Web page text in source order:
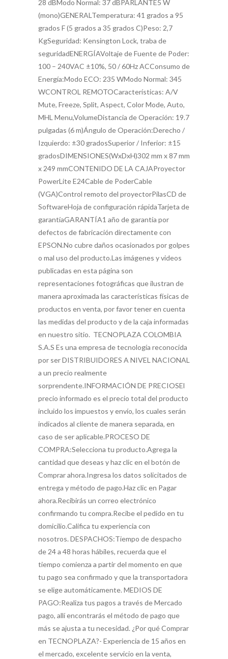
28 dBModo Normal: 37 dBPARLANTE5 W
(mono)GENERALTemperatura: 41 grados a 95
grados F (5 grados a 35 grados C)Peso: 2,7
KgSeguridad: Kensington Lock, traba de
seguridadENERGÍAVoltaje de Fuente de Poder:
100 – 240VAC ±10%, 50 / 60Hz ACConsumo de
Energía:Modo ECO: 235 WModo Normal: 345
WCONTROL REMOTOCaracterísticas: A/V
Mute, Freeze, Split, Aspect, Color Mode, Auto,
MHL Menu,VolumeDistancia de Operación: 19.7
pulgadas (6 m)Ángulo de Operación:Derecho /
Izquierdo: ±30 gradosSuperior / Inferior: ±15
gradosDIMENSIONES(WxDxH)302 mm x 87 mm
x 249 mmCONTENIDO DE LA CAJAProyector
PowerLite E24Cable de PoderCable
(VGA)Control remoto del proyectorPilasCD de
SoftwareHoja de configuración rápidaTarjeta de
garantíaGARANTÍA1 año de garantía por
defectos de fabricación directamente con
EPSON.No cubre daños ocasionados por golpes
o mal uso del producto.Las imágenes y videos
publicadas en esta página son
representaciones fotográficas que ilustran de
manera aproximada las características físicas de
productos en venta, por favor tener en cuenta
las medidas del producto y de la caja informadas
en nuestro sitio. TECNOPLAZA COLOMBIA
S.A.S Es una empresa de tecnología reconocida
por ser DISTRIBUIDORES A NIVEL NACIONAL
a un precio realmente
sorprendente.INFORMACIÓN DE PRECIOSEl
precio informado es el precio total del producto
incluido los impuestos y envío, los cuales serán
indicados al cliente de manera separada, en
caso de ser aplicable.PROCESO DE
COMPRA:Selecciona tu producto.Agrega la
cantidad que deseas y haz clic en el botón de
Comprar ahora.Ingresa los datos solicitados de
entrega y método de pago.Haz clic en Pagar
ahora.Recibirás un correo electrónico
confirmando tu compra.Recibe el pedido en tu
domicilio.Califica tu experiencia con
nosotros. DESPACHOS:Tiempo de despacho
de 24 a 48 horas hábiles, recuerda que el
tiempo comienza a partir del momento en que
tu pago sea confirmado y que la transportadora
se elige automáticamente. MEDIOS DE
PAGO:Realiza tus pagos a través de Mercado
pago, allí encontrarás el método de pago que
más se ajusta a tu necesidad. ¿Por qué Comprar
en TECNOPLAZA?- Experiencia de 15 años en
el mercado, excelente servicio en la venta,